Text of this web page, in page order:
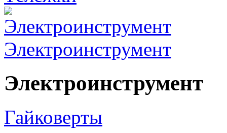
Электроинструмент
Электроинструмент
Гайковерты